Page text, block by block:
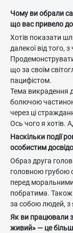
Чому ви обрали
що вас привело до
Хотів показати
далекої від того,
що за своїм
пацифістом.
Тема викрадення
болючою
через ці
Ось чого я хотів.
Наскільки події
особистим
Образ друга
головною грубою
перед
побратима. Також
за собою людей, з
Як ви працювали
живий» — це